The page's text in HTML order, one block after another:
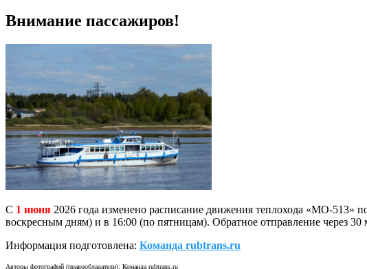
Внимание пассажиров!
С 1 июня 2026 года изменено расписание движения теплохода «МО-513»
воскресным дням) и в 16:00 (по пятницам). Обратное отправление через
Информация подготовлена: Команда rubtrans.ru
Авторы фотографий (правообладатели): Команда rubtrans.ru